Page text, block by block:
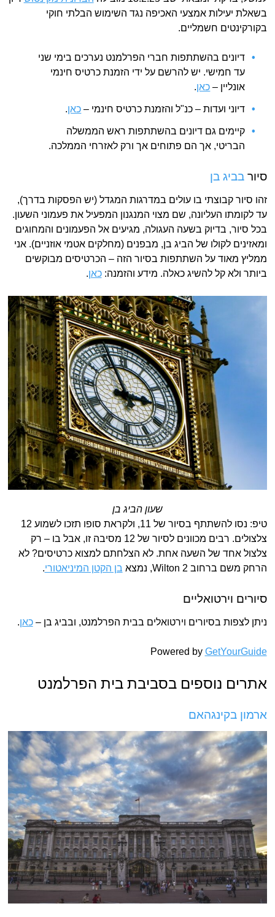
בשאלת יעילות אמצעי האכיפה נגד השימוש הבלתי חוקי
בקורקינטים חשמליים.
דיונים בהשתתפות חברי הפרלמנט נערכים בימי שני
עד חמישי. יש להרשם על ידי הזמנת כרטיס חינמי
אונליין – כאן.
דיוני ועדות – כנ"ל והזמנת כרטיס חינמי – כאן.
קיימים גם דיונים בהשתתפות ראש הממשלה
הבריטי, אך הם פתוחים אך ורק לאזרחי הממלכה.
סיורבביג בן
זהו סיור קבוצתי בו עולים במדרגות המגדל (יש הפסקות בדרך),
עד לקומתו העליונה, שם מצוי המנגנון המפעיל את פעמוני השעון.
בכל סיור, בדיוק בשעה העגולה, מגיעים אל הפעמונים והמחוגים
ומאזינים לקולו של הביג בן, מבפנים (מחלקים אטמי אוזניים). אני
ממליץ מאוד על השתתפות בסיור הזה – הכרטיסים מבוקשים
ביותר ולא קל להשיג כאלה. מידע והזמנה:כאן.
שעון הביג בן
טיפ: נסו להשתתף בסיור של 11, ולקראת סופו תזכו לשמוע 12
צלצולים. רבים מכוונים לסיור של 12 מסיבה זו, אבל בו – רק
צלצול אחד של השעה אחת. לא הצלחתם למצוא כרטיסים? לא
הרחק משם ברחוב Wilton 2, נמצא
בן הקטן המיניאטורי.
סיורים וירטואליים
ניתן לצפות בסיורים וירטואלים בבית הפרלמנט, ובביג בן –כאן.
Powered by GetYourGuide
אתרים נוספים בסביבת בית הפרלמנט
ארמון בקינגהאם